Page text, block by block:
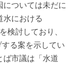
については未だに
水における
検討しており、
る案を示してい
ば市議は「水道